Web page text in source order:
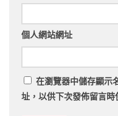
個人網站網址
在瀏覽器中儲存顯示
址，以供下次發佈留言時